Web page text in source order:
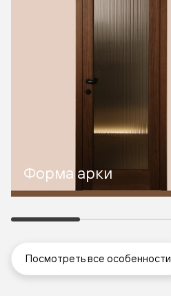
Форма арки
Посмотреть все особенности